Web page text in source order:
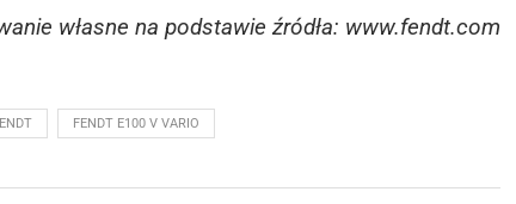
własne na podstawie źródła: www.fendt.com
FENDT E100 V VARIO